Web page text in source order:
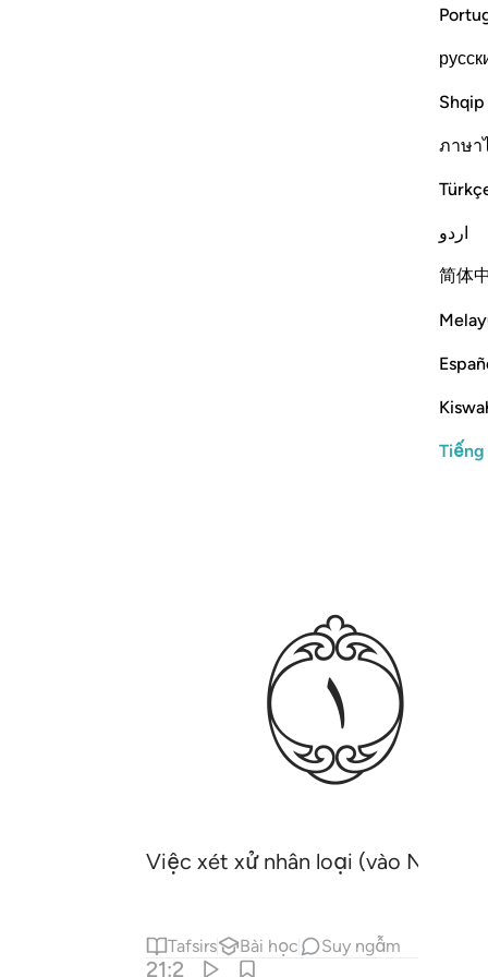
Shqip
ภาษา
اردو
简体
ﱈ
Việc xét xử nhân loại (vào Ngày
Tafsirs Bài học Suy ngẫm
21:2